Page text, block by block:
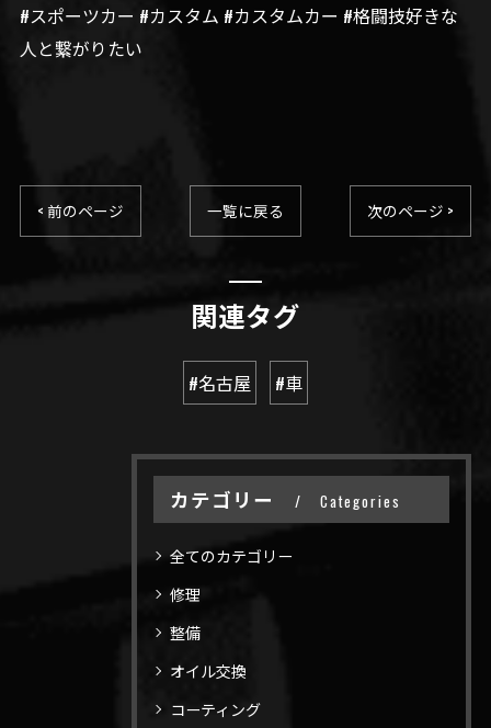
#スポーツカー #カスタム #カスタムカー #格闘技好きな
人と繋がりたい
< 前のページ 一覧に戻る 次のページ >
関連タグ
#名古屋 #車
カテゴリー Categories
全てのカテゴリー
修理
整備
オイル交換
コーティング